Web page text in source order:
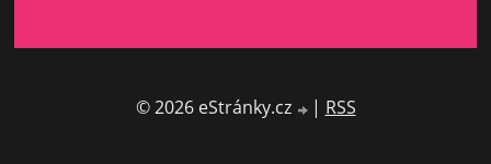
© 2026 eStránky.cz | RSS